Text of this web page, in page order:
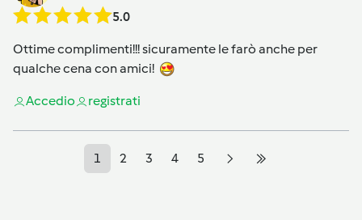
5.0
Ottime complimenti!!! sicuramente le farò anche per
qualche cena con amici!
Accedio registrati
1 2 3 4 5